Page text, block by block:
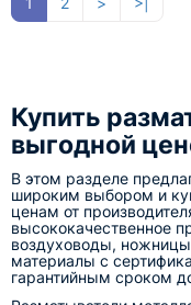
Купить
выгодной
В этом разделе
широким выбором и
ценам от
высококачественное
воздуховоды,
материалы с
гарантийным сроком